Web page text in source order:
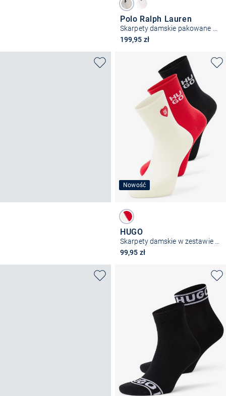
Polo Ralph Lauren
Skarpety damskie pakowane po 6 szt.
199,95 zł
Nowość
HUGO
99,95 zł